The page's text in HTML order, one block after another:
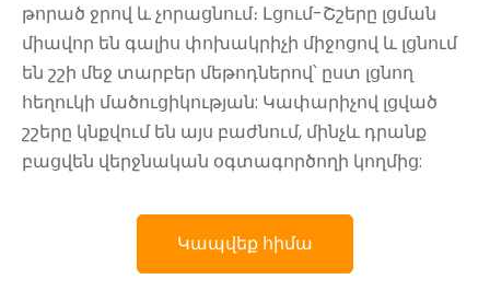
թորած ջրով և չորացնում։ Լցում-Շշերը լցման
միավոր են գալիս փոխակրիչի միջոցով և լցնում
են շշի մեջ տարբեր մեթոդներով՝ ըստ լցնող
հեղուկի մածուցիկության: Կափարիչով լցված
շշերը կնքվում են այս բաժնում, մինչև դրանք
բացվեն վերջնական օգտագործողի կողմից:
Կապվեք հիմա